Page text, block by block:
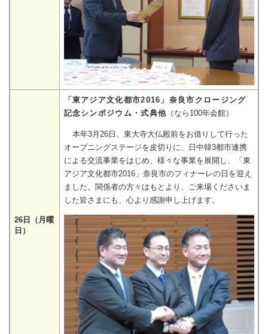
26日（月曜
日）
「東アジア文化都市2016」奈良市クロージング
記念シンポジウム・式典他 （なら100年会館）
本年3月26日、東大寺大仏殿前をお借りして行った
オープニングステージを皮切りに、日中韓3都市連携
による交流事業をはじめ、様々な事業を展開し、「東
アジア文化都市2016」奈良市のフィナーレの日を迎え
ました。関係者の方々はもとより、ご来場くださいま
した皆さまにも、心より感謝申し上げます。